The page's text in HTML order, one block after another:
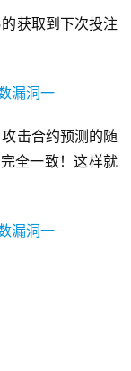
获取到下次投注
击合约预测的随
全一致！这样就